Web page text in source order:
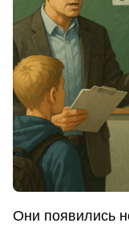
Они появились